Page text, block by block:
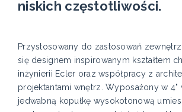
niskich częstotliwości.
Przystosowany do zastosowań
się designem inspirowanym kształtem
inżynierii Ecler oraz współpracy z
projektantami wnętrz. Wyposażony w 4"
jedwabną kopułkę wysokotonową